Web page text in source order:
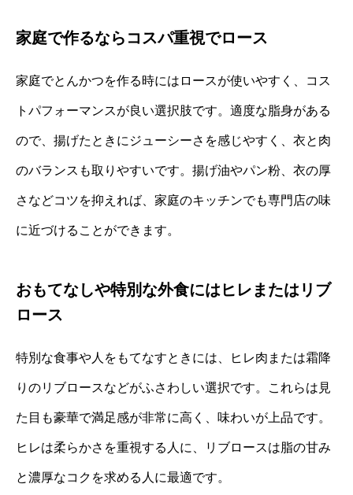
家庭で作るならコスパ重視でロース
家庭でとんかつを作る時にはロースが使いやすく、コス
トパフォーマンスが良い選択肢です。適度な脂身がある
ので、揚げたときにジューシーさを感じやすく、衣と肉
のバランスも取りやすいです。揚げ油やパン粉、衣の厚
さなどコツを抑えれば、家庭のキッチンでも専門店の味
に近づけることができます。
おもてなしや特別な外食にはヒレまたはリブ
ロース
特別な食事や人をもてなすときには、ヒレ肉または霜降
りのリブロースなどがふさわしい選択です。これらは見
た目も豪華で満足感が非常に高く、味わいが上品です。
ヒレは柔らかさを重視する人に、リブロースは脂の甘み
と濃厚なコクを求める人に最適です。